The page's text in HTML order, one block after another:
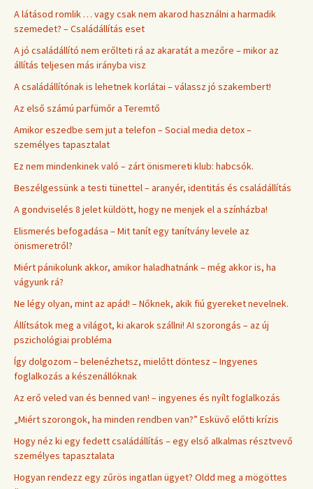
A látásod romlik … vagy csak nem akarod használni a harmadik
szemedet? – Családállítás eset
A jó családállító nem erőlteti rá az akaratát a mezőre – mikor az
állítás teljesen más irányba visz
A családállítónak is lehetnek korlátai – válassz jó szakembert!
Az első számú parfümőr a Teremtő
Amikor eszedbe sem jut a telefon – Social media detox –
személyes tapasztalat
Ez nem mindenkinek való – zárt önismereti klub: habcsók.
Beszélgessünk a testi tünettel – aranyér, identitás és családállítás
A gondviselés 8 jelet küldött, hogy ne menjek el a színházba!
Elismerés befogadása – Mit tanít egy tanítvány levele az
önismeretről?
Miért pánikolunk akkor, amikor haladhatnánk – még akkor is, ha
vágyunk rá?
Ne légy olyan, mint az apád! – Nőknek, akik fiú gyereket nevelnek.
Állítsátok meg a világot, ki akarok szállni! AI szorongás – az új
pszichológiai probléma
Így dolgozom – belenézhetsz, mielőtt döntesz – Ingyenes
foglalkozás a készenállóknak
Az erő veled van és benned van! – ingyenes és nyílt foglalkozás
„Miért szorongok, ha minden rendben van?” Esküvő előtti krízis
Hogy néz ki egy fedett családállítás – egy első alkalmas résztvevő
személyes tapasztalata
Hogyan rendezz egy zűrös ingatlan ügyet? Oldd meg a mögöttes